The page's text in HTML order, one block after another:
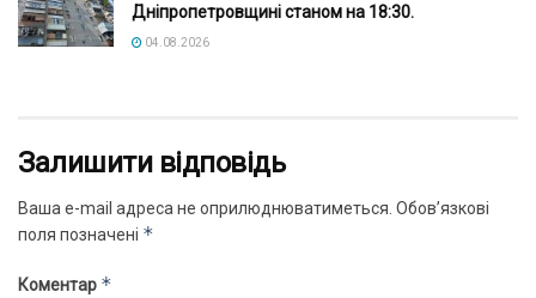
Дніпропетровщині станом на 18:30.
04.08.2026
Залишити відповідь
Ваша e-mail адреса не оприлюднюватиметься. Обов’язкові
поля позначені *
Коментар *